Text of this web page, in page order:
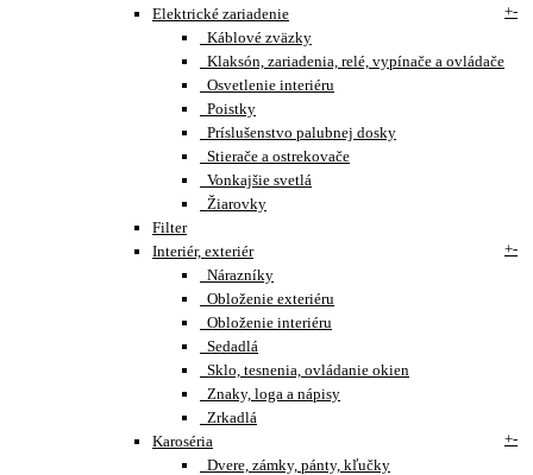
Elektrické zariadenie
+-
Káblové zväzky
Klaksón, zariadenia, relé, vypínače a ovládače
Osvetlenie interiéru
Poistky
Príslušenstvo palubnej dosky
Stierače a ostrekovače
Vonkajšie svetlá
Žiarovky
Filter
Interiér, exteriér
+-
Nárazníky
Obloženie exteriéru
Obloženie interiéru
Sedadlá
Sklo, tesnenia, ovládanie okien
Znaky, loga a nápisy
Zrkadlá
Karoséria
+-
Dvere, zámky, pánty, kľučky